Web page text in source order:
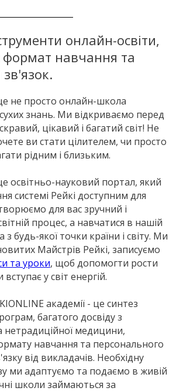
онлайн-освіти,
формат навчання та
не просто онлайн-школа
знань. Ми відкриваємо перед
цікавий і багатий світ! Не
ви стати цілителем, чи просто
рідним і близьким.
освітньо-науковий портал, який
системі Рейкі доступним для
для вас зручний і
процес, а навчатися в нашій
з будь-якої точки країни і світу. Ми
Майстрів Рейкі, записуємо
та уроки, щоб допомогти рости
у світ енергій.
академії - це синтез
багатого досвіду з
нетрадиційної медицини,
навчання та персонального
від викладачів. Необхідну
ми адаптуємо та подаємо в живій
школи займаються за